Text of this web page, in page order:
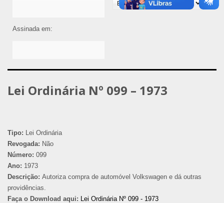
Assinada em:
Lei Ordinária Nº 099 – 1973
Tipo: Lei Ordinária
Revogada: Não
Número: 099
Ano: 1973
Descrição: Autoriza compra de automóvel Volkswagen e dá outras
providências.
Faça o Download aqui: Lei Ordinária Nº 099 - 1973